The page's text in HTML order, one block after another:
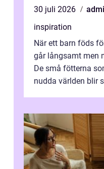
30 juli 2026
inspiration
När ett barn föds
går långsamt men
De små fötterna
nudda världen blir